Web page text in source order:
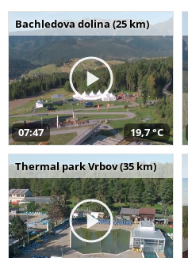
Bachledova dolina (25 km)
07:47 19,7 °C
Thermal park Vrbov (35 km)